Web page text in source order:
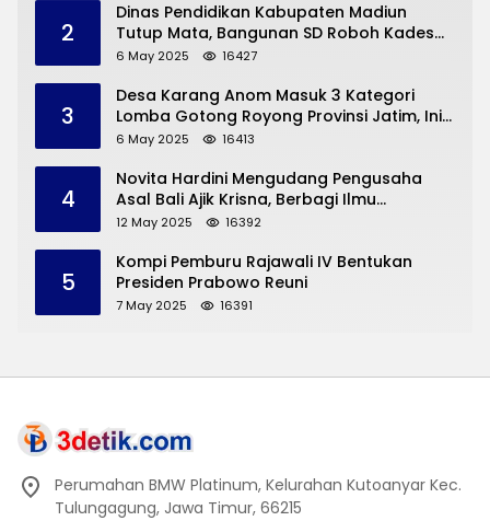
2
Dinas Pendidikan Kabupaten Madiun
Tutup Mata, Bangunan SD Roboh Kades
Dermorejo Bangun Pakai Dana Pribadi
6 May 2025 16427
3
Desa Karang Anom Masuk 3 Kategori
Lomba Gotong Royong Provinsi Jatim, Ini
yang Disampaikan Sekda Trenggalek
6 May 2025 16413
4
Novita Hardini Mengudang Pengusaha
Asal Bali Ajik Krisna, Berbagi Ilmu
Pengembangan Pariwisata dan UMKM
12 May 2025 16392
5
Kompi Pemburu Rajawali IV Bentukan
Presiden Prabowo Reuni
7 May 2025 16391
Perumahan BMW Platinum, Kelurahan Kutoanyar Kec.
Tulungagung, Jawa Timur, 66215